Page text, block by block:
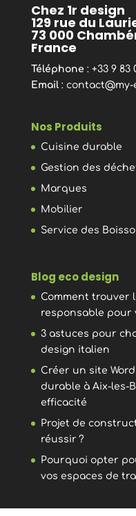
Chez 1r design
129 rue du
73 000
France
Téléphone : +33 9 83
Email: contact@my-
Nos Produits
Cuisine durable
Gestion des
Marques
Mobilier
Service des
Blog eco design
Comment trouver
responsable pour
3 astuces pour
design italien
Créer un site
durable à Aix-les-
efficacité
Projet de
réussir ?
Pourquoi opter
vos espaces de